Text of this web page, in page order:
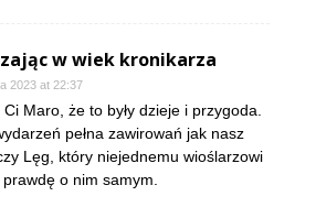
w wiek kronikarza
2023 at 22:37
Ci Maro, że to były dzieje i przygoda.
pełna zawirowań jak nasz
Lęg, który niejednemu wioślarzowi
prawdę o nim samym.